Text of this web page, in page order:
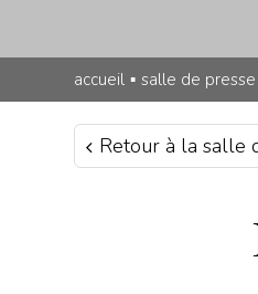
accueil ▪ salle de presse
Retour à la salle